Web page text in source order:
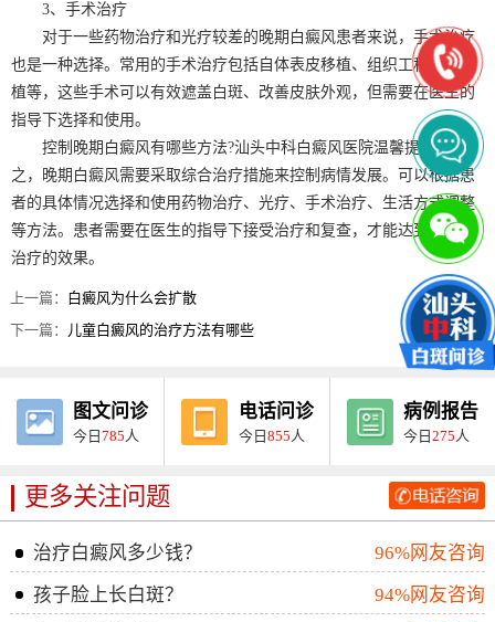
3、手术治疗
对于一些药物治疗和光疗较差的晚期白癜风患者来说，手术治疗
也是一种选择。常用的手术治疗包括自体表皮移植、组织工程皮肤移
植等，这些手术可以有效遮盖白斑、改善皮肤外观，但需要在医生的
指导下选择和使用。
控制晚期白癜风有哪些方法?汕头中科白癜风医院温馨提醒：总
之，晚期白癜风需要采取综合治疗措施来控制病情发展。可以根据患
者的具体情况选择和使用药物治疗、光疗、手术治疗、生活方式调整
等方法。患者需要在医生的指导下接受治疗和复查，才能达到良好的
治疗的效果。
上一篇： 白癜风为什么会扩散
下一篇：
儿童白癜风的治疗方法有哪些
图文问诊
今日785 人
电话问诊
今日855 人
病例报告
今日275 人
更多关注问题
治疗白癜风多少钱？
96%网友咨询
孩子脸上长白斑？
94%网友咨询